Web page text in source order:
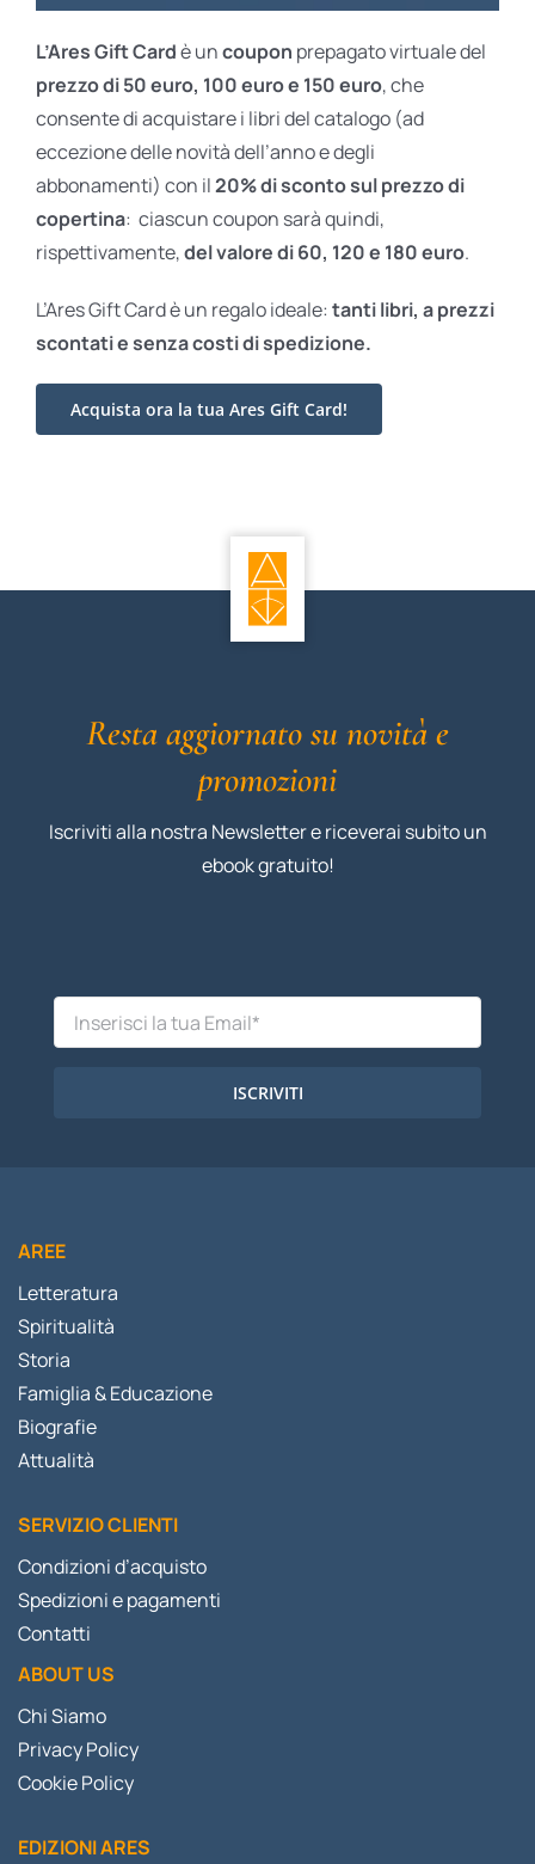
L’Ares Gift Cardè uncoupon prepagato virtuale del
prezzo di 50 euro, 100 euro e 150 euro, che
consente di acquistare i libri del catalogo (ad
eccezione delle novità dell’anno e degli
abbonamenti) con il20% di sconto sul prezzo di
copertina: ciascun coupon sarà quindi,
rispettivamente,del valore di 60, 120 e 180 euro.
L’Ares Gift Card è un regalo ideale: tanti libri, a prezzi
scontati esenza costi di spedizione.
Acquista ora la tua Ares Gift Card!
Resta aggiornato su novità e
promozioni
Iscriviti alla nostra Newsletter e riceverai subito un
ebook gratuito!
ISCRIVITI
AREE
Letteratura
Spiritualità
Storia
Famiglia & Educazione
Biografie
Attualità
SERVIZIO CLIENTI
Condizioni d’acquisto
Spedizioni e pagamenti
Contatti
ABOUT US
Chi Siamo
Privacy Policy
Cookie Policy
EDIZIONI ARES